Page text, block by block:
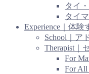
タイ
タイ
Experience｜体験
School｜ア
Therapist｜
For
For